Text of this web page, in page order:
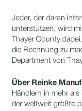
Jeder, der daran
unterstützen, wird
Thayer County
die Rechnung zu
Department von
Über Reinke
Händlern in mehr
der weltweit größte